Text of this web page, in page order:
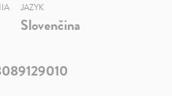
JAZYK
Slovenčina